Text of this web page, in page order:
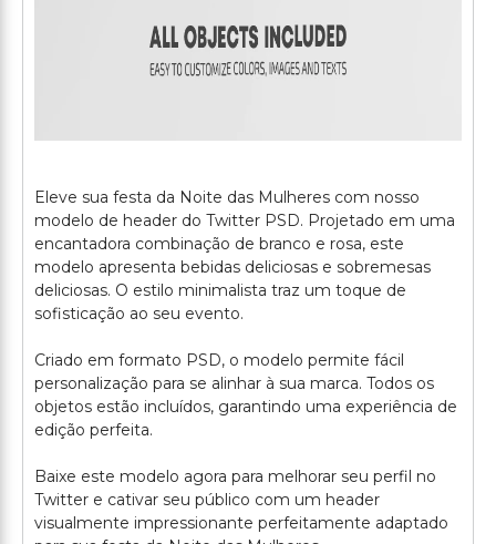
Eleve sua festa da Noite das Mulheres com nosso
modelo de header do Twitter PSD. Projetado em uma
encantadora combinação de branco e rosa, este
modelo apresenta bebidas deliciosas e sobremesas
deliciosas. O estilo minimalista traz um toque de
sofisticação ao seu evento.
Criado em formato PSD, o modelo permite fácil
personalização para se alinhar à sua marca. Todos os
objetos estão incluídos, garantindo uma experiência de
edição perfeita.
Baixe este modelo agora para melhorar seu perfil no
Twitter e cativar seu público com um header
visualmente impressionante perfeitamente adaptado